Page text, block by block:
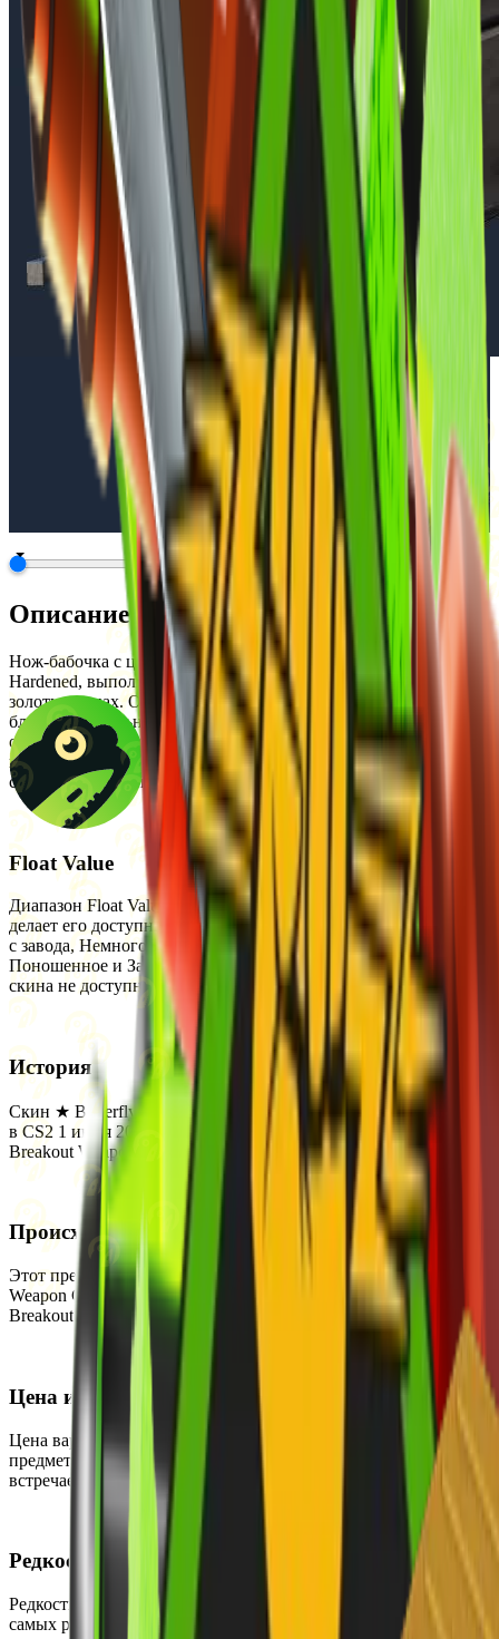
Описание
Нож-бабочка с цветным патинированным покрытием Case
Hardened, выполненный в доминирующих жёлтых, синих и
золотых тонах. Особенностью скина является металлический
блеск и уникальный узор закалки, который образуется при
обработке древесным углём при высоких температурах. Этот
нож имеет эксклюзивную патинированную отделку,
создающую эффект слегка потёртого металла.
Float Value
Диапазон Float Value для этого скина составляет от 0 до 1, что
делает его доступным в следующих состояниях износа: Прямо
с завода, Немного поношенное, После полевых испытаний,
Поношенное и Закалённое в боях. StatTrak версии для этого
скина не доступны.
История
Скин ★ Butterfly Knife | Case Hardened был впервые добавлен
в CS2 1 июля 2014 года. Он был выпущен как часть Operation
Breakout Weapon Case.
Происхождение
Этот предмет можно получить, открыв Operation Breakout
Weapon Case. Скин также является частью коллекции The
Breakout Collection.
Цена и доступность
Цена варьируется от $739.70 до $2993.90, что делает этот
предмет очень дорогим. В настоящее время он редко
встречается и может быть приобретён на вторичном рынке.
Редкость
Редкость этого скина — Тайное, что делает его одним из
самых редких среди ножей в игре. Шанс выпадения